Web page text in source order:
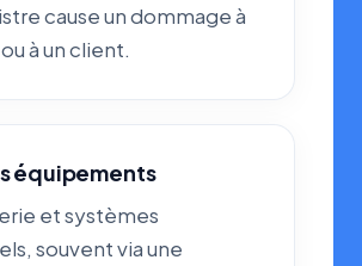
cause un dommage à
à un client.
équipements
et systèmes
souvent via une